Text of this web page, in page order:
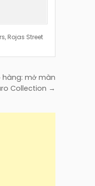
, Rojas Street
hàng: mở màn
Collection →